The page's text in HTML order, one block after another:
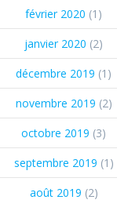
février 2020 (1)
janvier 2020 (2)
décembre 2019 (1)
novembre 2019 (2)
octobre 2019 (3)
septembre 2019 (1)
août 2019 (2)